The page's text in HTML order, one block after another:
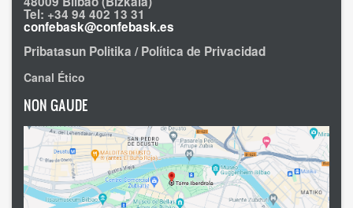
Tel: +34 94 402 13 31
confebask@confebask.es
Pribatasun Politika / Política de Privacidad
Canal Ético
NON GAUDE